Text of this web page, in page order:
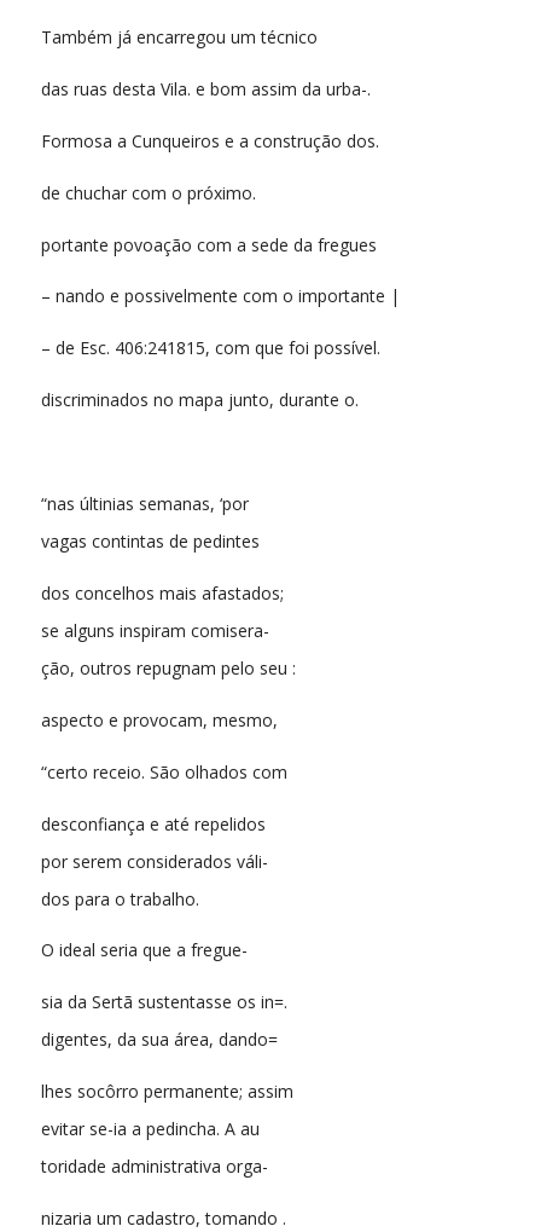
Também já encarregou um técnico
das ruas desta Vila. e bom assim da urba-.
Formosa a Cunqueiros e a construção dos.
de chuchar com o próximo.
portante povoação com a sede da fregues
– nando e possivelmente com o importante |
– de Esc. 406:241815, com que foi possível.
discriminados no mapa junto, durante o.
“nas últinias semanas, ‘por
vagas contintas de pedintes
dos concelhos mais afastados;
se alguns inspiram comisera-
ção, outros repugnam pelo seu :
aspecto e provocam, mesmo,
“certo receio. São olhados com
desconfiança e até repelidos
por serem considerados váli-
dos para o trabalho.
O ideal seria que a fregue-
sia da Sertã sustentasse os in=.
digentes, da sua área, dando=
lhes socôrro permanente; assim
evitar se-ia a pedincha. A au
toridade administrativa orga-
nizaria um cadastro, tomando .